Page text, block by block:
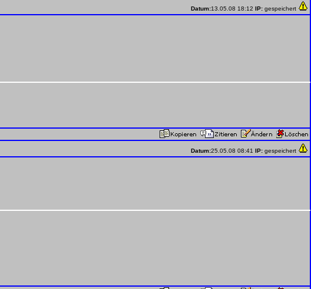
Datum:13.05.08 18:12 IP: gespeichert
Datum:25.05.08 08:41 IP: gespeichert